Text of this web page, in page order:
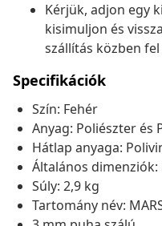
Kérjük, adjon egy
kisimuljon és
szállítás közben
Specifikációk
Szín: Fehér
Anyag: Poliészter és
Hátlap anyaga:
Általános dimenziók:
Súly: 2,9 kg
Tartomány név: